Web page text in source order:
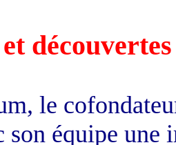
découvertes
le
son équipe